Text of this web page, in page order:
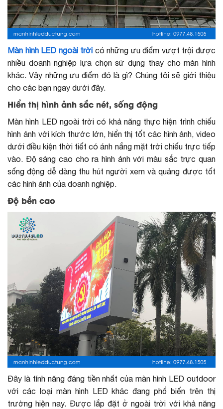
Màn hình LED ngoài trời có những ưu điểm vượt trội được
nhiều doanh nghiệp lựa chọn sử dụng thay cho màn hình
khác. Vậy những ưu điểm đó là gì? Chúng tôi sẽ giới thiệu
cho các bạn ngay dưới đây.
Hiển thị hình ảnh sắc nét, sống động
Màn hình LED ngoài trời có khả năng thực hiện trình chiếu
hình ảnh với kích thước lớn, hiển thị tốt các hình ảnh, video
dưới điều kiện thời tiết có ánh nắng mặt trời chiếu trực tiếp
vào. Độ sáng cao cho ra hình ảnh với màu sắc trực quan
sống động dễ dàng thu hút người xem và quảng được tốt
các hình ảnh của doanh nghiệp.
Độ bền cao
Đây là tính năng đáng tiền nhất của màn hình LED outdoor
với các loại màn hình LED khác đang phổ biến trên thị
trường hiện nay. Được lắp đặt ở ngoài trời với khả năng